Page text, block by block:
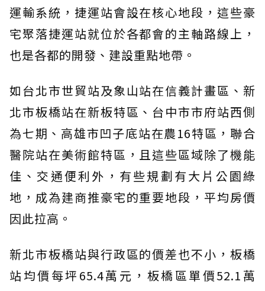
運輸系統，捷運站會設在核心地段，這些豪
宅聚落捷運站就位於各都會的主軸路線上，
也是各都的開發、建設重點地帶。
如台北市世貿站及象山站在信義計畫區、新
北市板橋站在新板特區、台中市市府站西側
為七期、高雄市凹子底站在農16特區，聯合
醫院站在美術館特區，且這些區域除了機能
佳、交通便利外，有些規劃有大片公園綠
地，成為建商推豪宅的重要地段，平均房價
因此拉高。
新北市板橋站與行政區的價差也不小，板橋
站均價每坪65.4萬元，板橋區單價52.1萬